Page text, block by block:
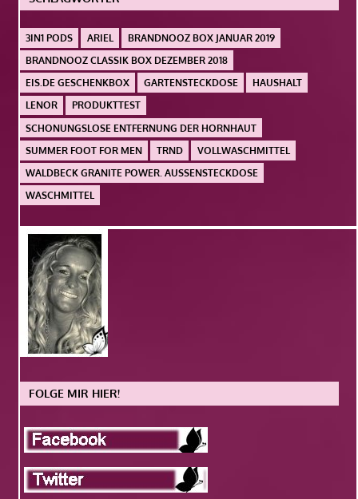
3IN1 PODS ARIEL
BRANDNOOZ BOX JANUAR 2019
BRANDNOOZ CLASSIK BOX DEZEMBER 2018
EIS.DE GESCHENKBOX
GARTENSTECKDOSE
HAUSHALT
LENOR
PRODUKTTEST
SCHONUNGSLOSE ENTFERNUNG DER HORNHAUT
SUMMER FOOT FOR MEN
TRND
VOLLWASCHMITTEL
WALDBECK GRANITE POWER. AUSSENSTECKDOSE
WASCHMITTEL
FOLGE MIR HIER!